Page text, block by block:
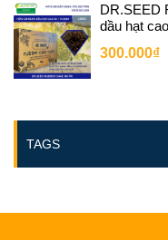
DR.SEED
dầu hạt
300.000₫
TAGS